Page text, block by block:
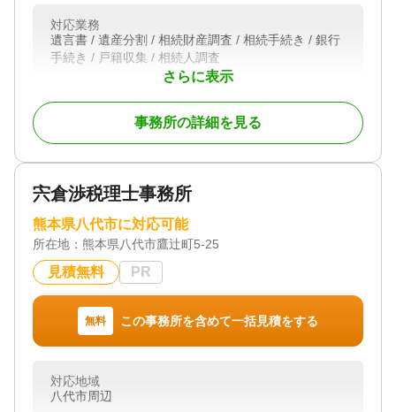
さらに表示
対応業務
遺言書 / 遺産分割 / 相続財産調査 / 相続手続き / 銀行
手続き / 戸籍収集 / 相続人調査
初回相談無料
事務所の詳細を見る
宍倉渉税理士事務所
熊本県八代市に対応可能
所在地： 熊本県八代市鷹辻町5-25
見積無料 PR
無料 この事務所を含めて一括見積をする
対応地域
八代市周辺